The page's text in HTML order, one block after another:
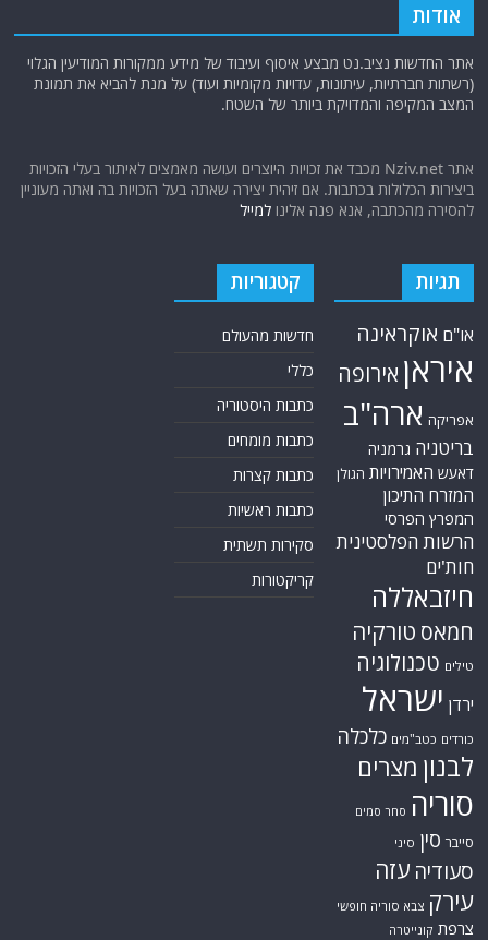
אודות
אתר החדשות נציב.נט מבצע איסוף ועיבוד של מידע ממקורות המודיעין הגלוי
(רשתות חברתיות, עיתונות, עדויות מקומיות ועוד) על מנת להביא את תמונת
המצב המקיפה והמדויקת ביותר של השטח.
אתר Nziv.net מכבד את זכויות היוצרים ועושה מאמצים לאיתור בעלי הזכויות
ביצירות הכלולות בכתבות. אם זיהית יצירה שאתה בעל הזכויות בה ואתה מעוניין
להסירה מהכתבה, אנא פנה אלינולמייל
תגיות
או"ם אוקראינה
איראן אירופה
אפריקה ארה"ב
בריטניה גרמניה
דאעש האמירויות הגולן
המזרח התיכון
המפרץ הפרסי
הרשות הפלסטינית
חות'ים
חיזבאללה
חמאס טורקיה
טילים טכנולוגיה
ירדן ישראל
כורדים כטב"מים כלכלה
לבנון מצרים
סוריה סחר סמים
סייבר סין סיני
סעודיה עזה
עירק צבא סוריה חופשי
צרפת קונייטרה
קטגוריות
חדשות מהעולם
כללי
כתבות היסטוריה
כתבות מומחים
כתבות קצרות
כתבות ראשיות
סקירות תשתית
קריקטורות